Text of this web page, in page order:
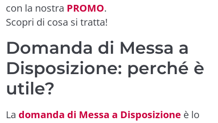
con la nostra PROMO.
Scopri di cosa si tratta!
Domanda di Messa a
Disposizione: perché è
utile?
La domanda di Messa a Disposizione è lo